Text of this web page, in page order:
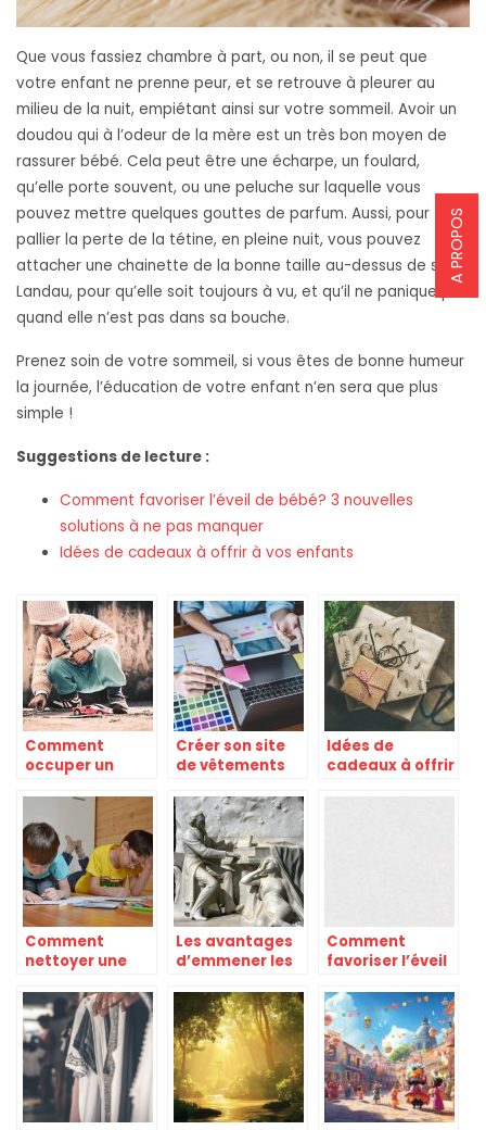
A PROPOS
Que vous fassiez chambre à part, ou non, il se peut que
votre enfant ne prenne peur, et se retrouve à pleurer au
milieu de la nuit, empiétant ainsi sur votre sommeil. Avoir un
doudou qui à l’odeur de la mère est un très bon moyen de
rassurer bébé. Cela peut être une écharpe, un foulard,
qu’elle porte souvent, ou une peluche sur laquelle vous
pouvez mettre quelques gouttes de parfum. Aussi, pour
pallier la perte de la tétine, en pleine nuit, vous pouvez
attacher une chainette de la bonne taille au-dessus de son
Landau, pour qu’elle soit toujours à vu, et qu’il ne panique pas
quand elle n’est pas dans sa bouche.
Prenez soin de votre sommeil, si vous êtes de bonne humeur
la journée, l’éducation de votre enfant n’en sera que plus
simple !
Suggestions de lecture :
Comment favoriser l’éveil de bébé? 3 nouvelles
solutions à ne pas manquer
Idées de cadeaux à offrir à vos enfants
Comment
occuper un
les vacances ?
Créer son site
de vêtements
Idées de
cadeaux à offrir
Comment
nettoyer une
marqueur
indelebile?
Les avantages
d’emmener les
Comment
favoriser l’éveil
nouvelles
solutions à ne
pas manquer